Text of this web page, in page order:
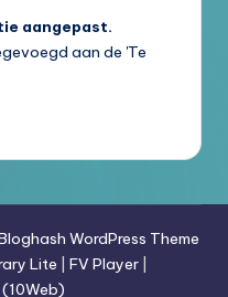
aangepast.
aan de 'Te
WordPress Theme
Lite FV Player|